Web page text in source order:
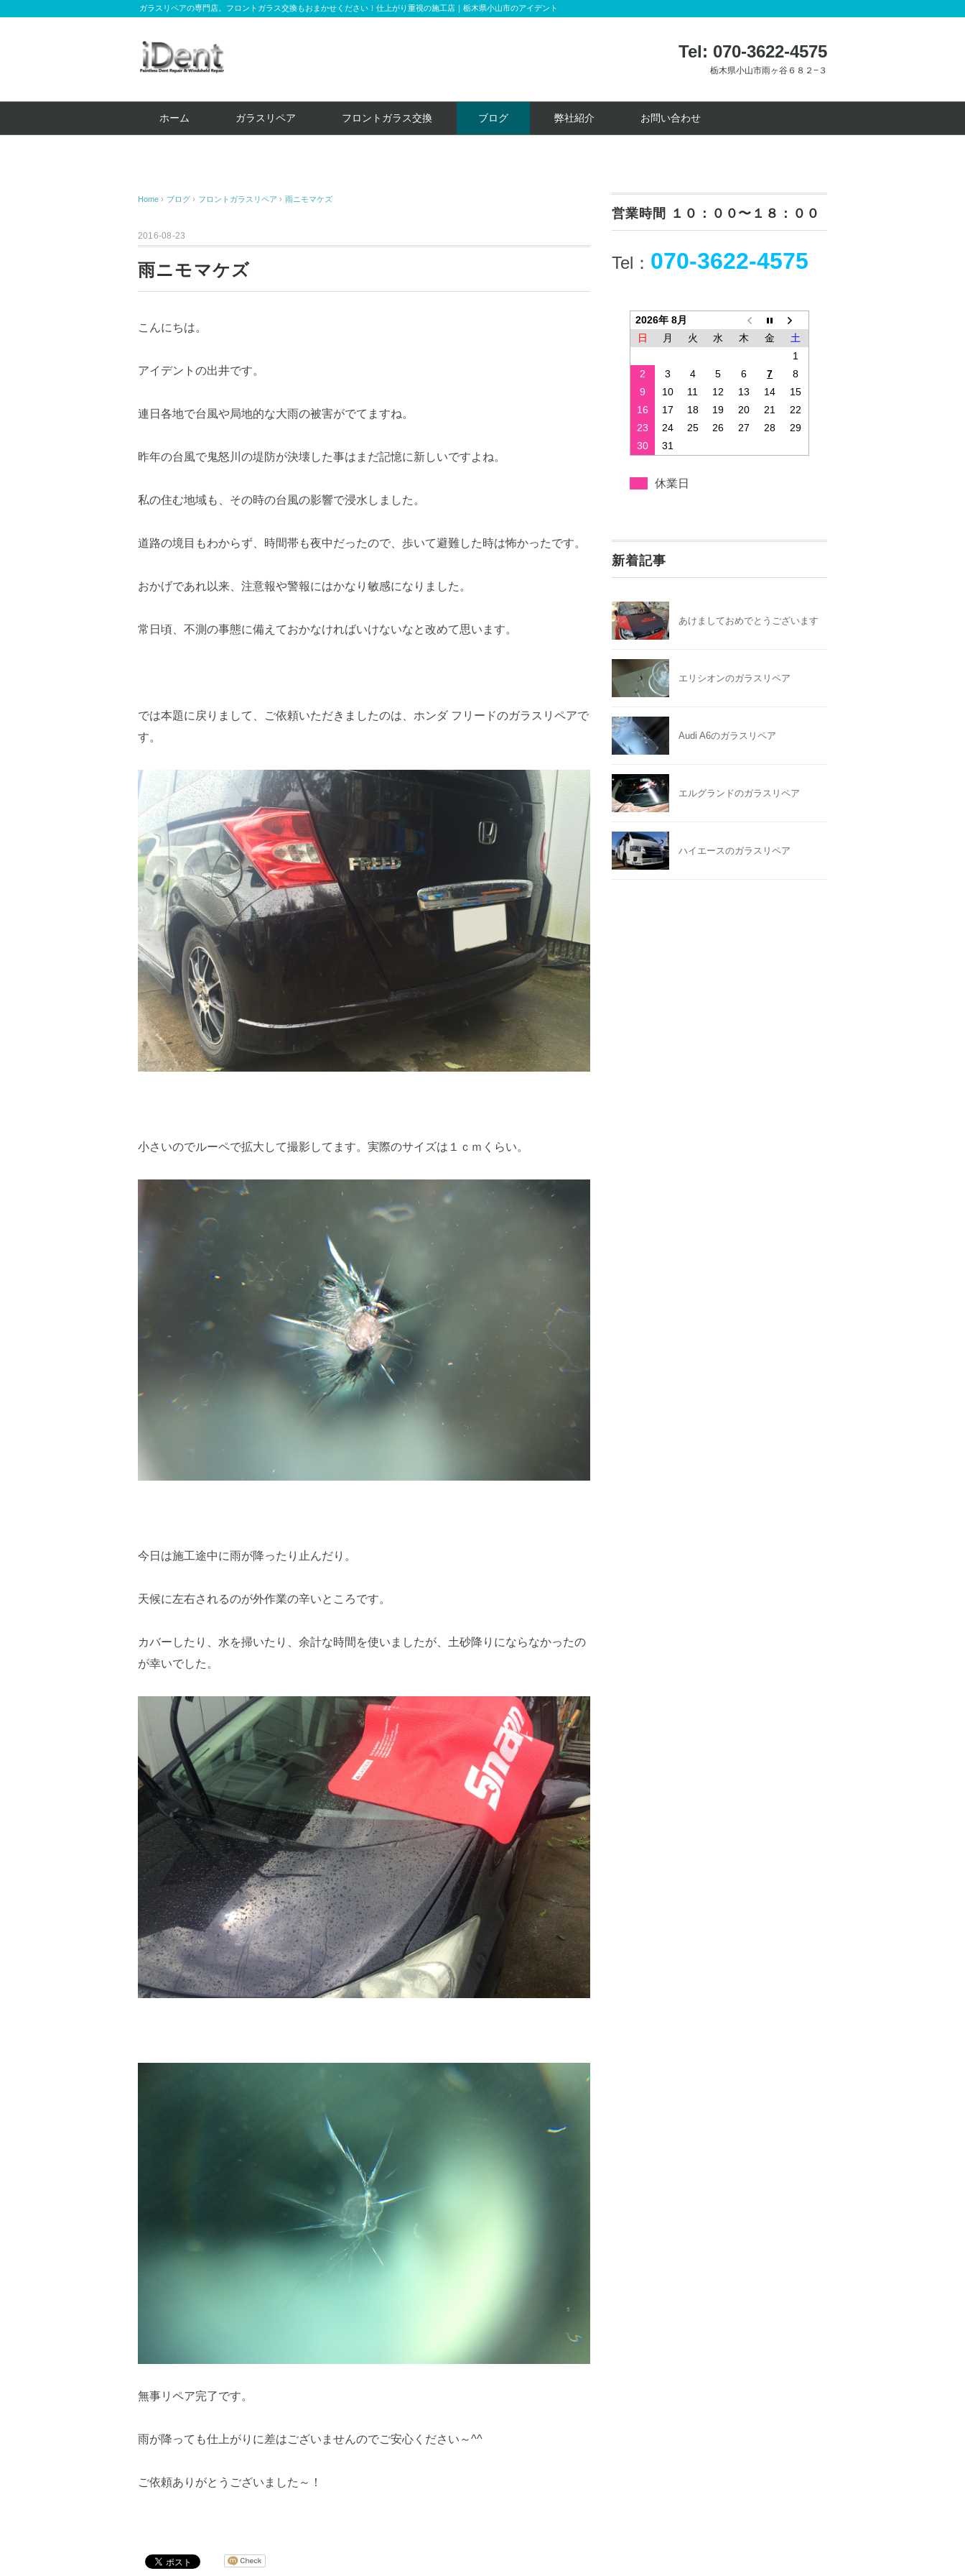
ガラスリペアの専門店。フロントガラス交換もおまかせください！仕上がり重視の施工店｜栃木県小山市のアイデント
Tel: 070-3622-4575
栃木県小山市雨ヶ谷６８２−３
ホーム ガラスリペア フロントガラス交換 ブログ 弊社紹介 お問い合わせ
Home › ブログ › フロントガラスリペア › 雨ニモマケズ
2016-08-23
雨ニモマケズ
こんにちは。
アイデントの出井です。
連日各地で台風や局地的な大雨の被害がでてますね。
昨年の台風で鬼怒川の堤防が決壊した事はまだ記憶に新しいですよね。
私の住む地域も、その時の台風の影響で浸水しました。
道路の境目もわからず、時間帯も夜中だったので、歩いて避難した時は怖かったです。
おかげであれ以来、注意報や警報にはかなり敏感になりました。
常日頃、不測の事態に備えておかなければいけないなと改めて思います。
では本題に戻りまして、ご依頼いただきましたのは、ホンダ フリードのガラスリペアで
す。
小さいのでルーペで拡大して撮影してます。実際のサイズは１ｃｍくらい。
今日は施工途中に雨が降ったり止んだり。
天候に左右されるのが外作業の辛いところです。
カバーしたり、水を掃いたり、余計な時間を使いましたが、土砂降りにならなかったの
が幸いでした。
無事リペア完了です。
雨が降っても仕上がりに差はございませんのでご安心ください～^^
ご依頼ありがとうございました～！
営業時間 １０：００〜１８：００
Tel： 070-3622-4575
2026年 8月
日
月 火 水 木 金
土
1
2
3 4 5 6 7
8
9
10 11 12 13 14
15
16
17 18 19 20 21
22
23
24 25 26 27 28
29
30
31
休業日
新着記事
あけましておめでとうございます
エリシオンのガラスリペア
Audi A6のガラスリペア
エルグランドのガラスリペア
ハイエースのガラスリペア